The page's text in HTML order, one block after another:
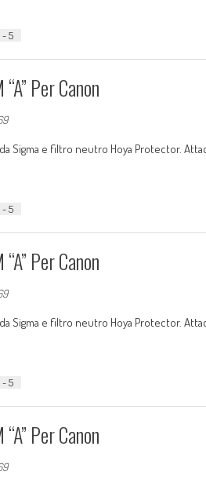
- 5
Per Canon
Sigma e filtro neutro Hoya Protector.
- 5
Per Canon
Sigma e filtro neutro Hoya Protector.
- 5
Per Canon